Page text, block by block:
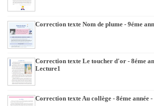
Correction texte Nom de plume - 9éme
Correction texte Le toucher d'or - 8éme
Lecture1
Correction texte Au collège - 8éme année